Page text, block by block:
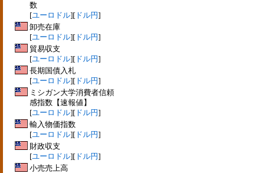
数
[ユーロドル][ ドル円]
卸売在庫
[ユーロドル][ ドル円]
貿易収支
[ユーロドル][ ドル円]
長期国債入札
[ユーロドル][ ドル円]
ミシガン大学消費者信頼
感指数【速報値】
[ユーロドル][ ドル円]
輸入物価指数
[ユーロドル][ ドル円]
財政収支
[ユーロドル][ ドル円]
小売売上高